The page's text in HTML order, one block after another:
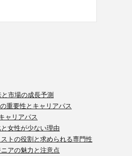
市場の成長予測
重要性とキャリアパス
ャリアパス
女性が少ない理由
トの役割と求められる専門性
アの魅力と注意点